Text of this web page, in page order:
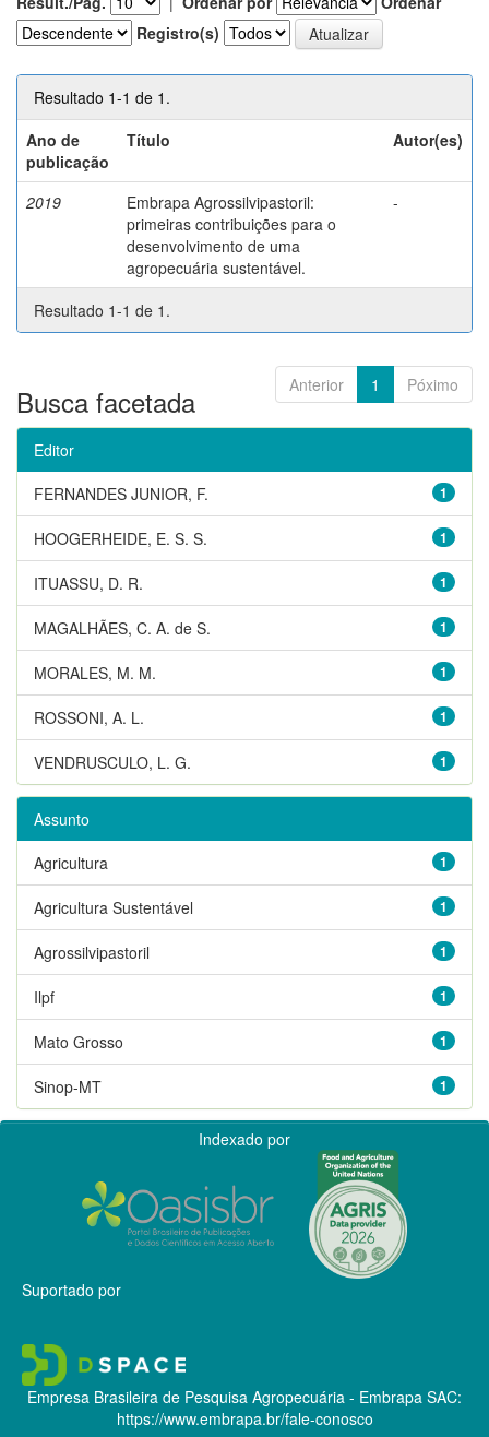
Registro(s)
Resultado 1-1 de 1.
Ano de
publicação
Título Autor(es)
2019
Embrapa Agrossilvipastoril:
primeiras contribuições para o
desenvolvimento de uma
agropecuária sustentável.
-
Resultado 1-1 de 1.
Anterior 1 Póximo
Busca facetada
Editor
1
FERNANDES JUNIOR, F.
1
HOOGERHEIDE, E. S. S.
1
ITUASSU, D. R.
1
MAGALHÃES, C. A. de S.
1
MORALES, M. M.
1
ROSSONI, A. L.
1
VENDRUSCULO, L. G.
Assunto
1
Agricultura
1
Agricultura Sustentável
1
Agrossilvipastoril
1
Ilpf
1
Mato Grosso
1
Sinop-MT
Indexado por
Suportado por
Empresa Brasileira de Pesquisa Agropecuária - Embrapa SAC:
https://www.embrapa.br/fale-conosco